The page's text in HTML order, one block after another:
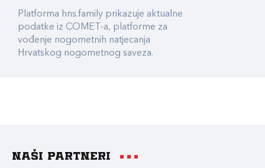
Platforma hns.family prikazuje aktualne
podatke iz COMET-a, platforme za
vođenje nogometnih natjecanja
Hrvatskog nogometnog saveza.
Naši partneri